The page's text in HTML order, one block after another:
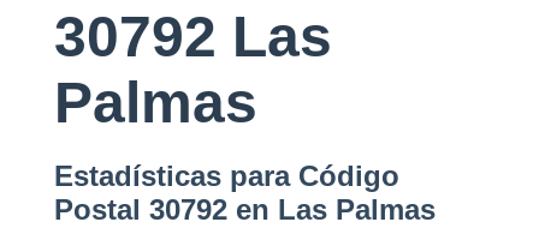
30792 Las
Palmas
Estadísticas para Código
Postal 30792 en Las Palmas